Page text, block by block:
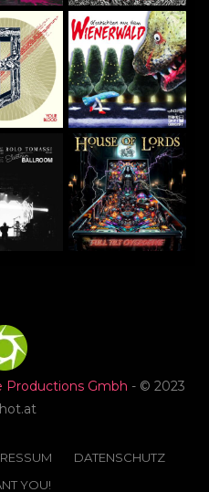
Productions Gmbh - © 2023
DATENSCHUTZ
YOU!